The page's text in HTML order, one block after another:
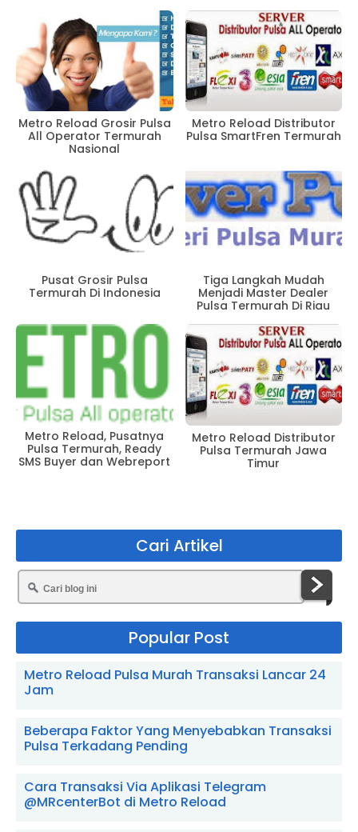
Metro Reload Grosir Pulsa
All Operator Termurah
Nasional
Metro Reload Distributor
Pulsa SmartFren Termurah
Pusat Grosir Pulsa
Termurah Di Indonesia
Tiga Langkah Mudah
Menjadi Master Dealer
Pulsa Termurah Di Riau
Metro Reload, Pusatnya
Pulsa Termurah, Ready
SMS Buyer dan Webreport
Metro Reload Distributor
Pulsa Termurah Jawa
Timur
Cari Artikel
Popular Post
Metro Reload Pulsa Murah Transaksi Lancar 24
Jam
Beberapa Faktor Yang Menyebabkan Transaksi
Pulsa Terkadang Pending
Cara Transaksi Via Aplikasi Telegram
@MRcenterBot di Metro Reload